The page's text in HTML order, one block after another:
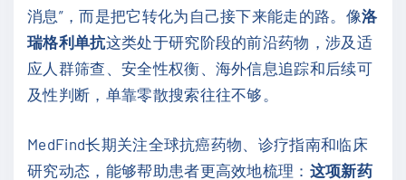
消息”，而是把它转化为自己接下来能走的路。像洛
瑞格利单抗这类处于研究阶段的前沿药物，涉及适
应人群筛查、安全性权衡、海外信息追踪和后续可
及性判断，单靠零散搜索往往不够。
MedFind长期关注全球抗癌药物、诊疗指南和临床
研究动态，能够帮助患者更高效地梳理： 这项新药